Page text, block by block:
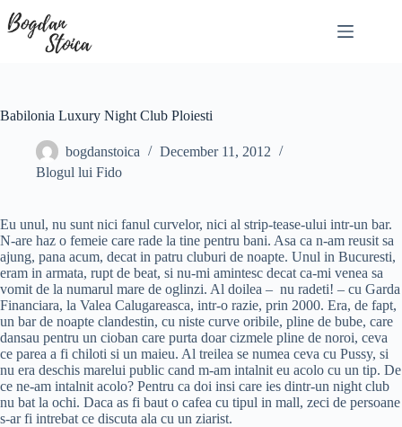
to
content
Babilonia Luxury Night Club Ploiesti
bogdanstoica
December 11, 2012
Blogul lui Fido
Eu unul, nu sunt nici fanul curvelor, nici al strip-tease-ului intr-un bar.
N-are haz o femeie care rade la tine pentru bani. Asa ca n-am reusit sa
ajung, pana acum, decat in patru cluburi de noapte. Unul in Bucuresti,
eram in armata, rupt de beat, si nu-mi amintesc decat ca-mi venea sa
vomit de la numarul mare de oglinzi. Al doilea – nu radeti! – cu Garda
Financiara, la Valea Calugareasca, intr-o razie, prin 2000. Era, de fapt,
un bar de noapte clandestin, cu niste curve oribile, pline de bube, care
dansau pentru un cioban care purta doar cizmele pline de noroi, ceva
ce parea a fi chiloti si un maieu. Al treilea se numea ceva cu Pussy, si
nu era deschis marelui public cand m-am intalnit eu acolo cu un tip. De
ce ne-am intalnit acolo? Pentru ca doi insi care ies dintr-un night club
nu bat la ochi. Daca as fi baut o cafea cu tipul in mall, zeci de persoane
s-ar fi intrebat ce discuta ala cu un ziarist.